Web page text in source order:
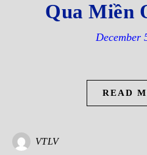
Qua Miền
December
READ
VTLV